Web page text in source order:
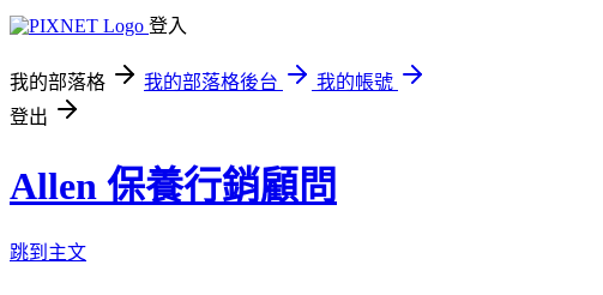
登入
我的部落格 我的部落格後台
我的帳號
登出
Allen 保養行銷顧問
跳到主文